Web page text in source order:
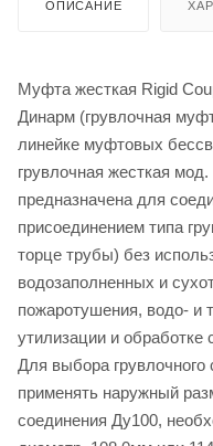
ОПИСАНИЕ
Муфта жесткая Rigid
Динарм (грувлочная
линейке муфтовых
грувлочная жесткая
предназначена для
присоединением типа
торце трубы) без
водозаполненных и
пожаротушения, водо- и
утилизации и обработке
Для выбора
применять наружный
соединения Ду100,